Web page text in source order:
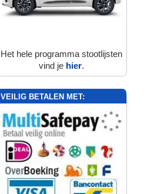
Het hele programma stootlijsten
vind je hier.
VEILIG BETALEN MET: